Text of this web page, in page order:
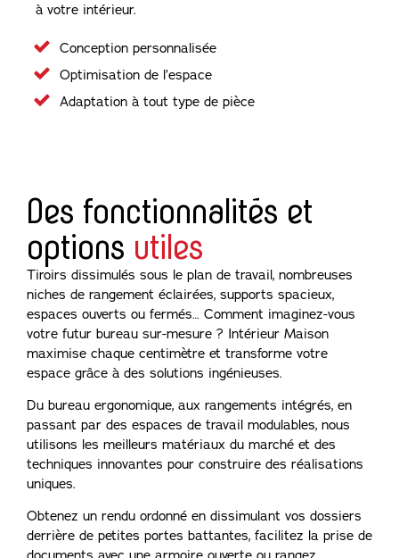
à votre intérieur.
Conception personnalisée
Optimisation de l’espace
Adaptation à tout type de pièce
Des fonctionnalités et
options utiles
Tiroirs dissimulés sous le plan de travail, nombreuses
niches de rangement éclairées, supports spacieux,
espaces ouverts ou fermés… Comment imaginez-vous
votre futur bureau sur-mesure ? Intérieur Maison
maximise chaque centimètre et transforme votre
espace grâce à des solutions ingénieuses.
Du bureau ergonomique, aux rangements intégrés, en
passant par des espaces de travail modulables, nous
utilisons les meilleurs matériaux du marché et des
techniques innovantes pour construire des réalisations
uniques.
Obtenez un rendu ordonné en dissimulant vos dossiers
derrière de petites portes battantes, facilitez la prise de